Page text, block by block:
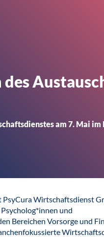
des
am 7. Mai
Wirtschaftsdienst
und
Bereichen Vorsorge und